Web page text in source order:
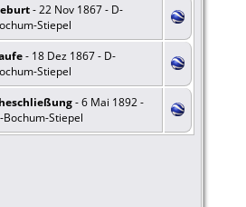
- 22 Nov 1867 - D-
Stiepel
- 18 Dez 1867 - D-
Stiepel
- 6 Mai 1892 -
Bochum-Stiepel